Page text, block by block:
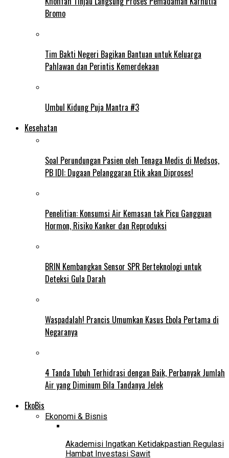
Bromo
Tim Bakti Negeri Bagikan Bantuan untuk Keluarga
Pahlawan dan Perintis Kemerdekaan
Umbul Kidung Puja Mantra #3
Kesehatan
Soal Perundungan Pasien oleh Tenaga Medis di Medsos,
PB IDI: Dugaan Pelanggaran Etik akan Diproses!
Penelitian: Konsumsi Air Kemasan tak Picu Gangguan
Hormon, Risiko Kanker dan Reproduksi
BRIN Kembangkan Sensor SPR Berteknologi untuk
Deteksi Gula Darah
Waspadalah! Prancis Umumkan Kasus Ebola Pertama di
Negaranya
4 Tanda Tubuh Terhidrasi dengan Baik, Perbanyak Jumlah
Air yang Diminum Bila Tandanya Jelek
EkoBis
Ekonomi & Bisnis
Akademisi Ingatkan Ketidakpastian Regulasi
Hambat Investasi Sawit